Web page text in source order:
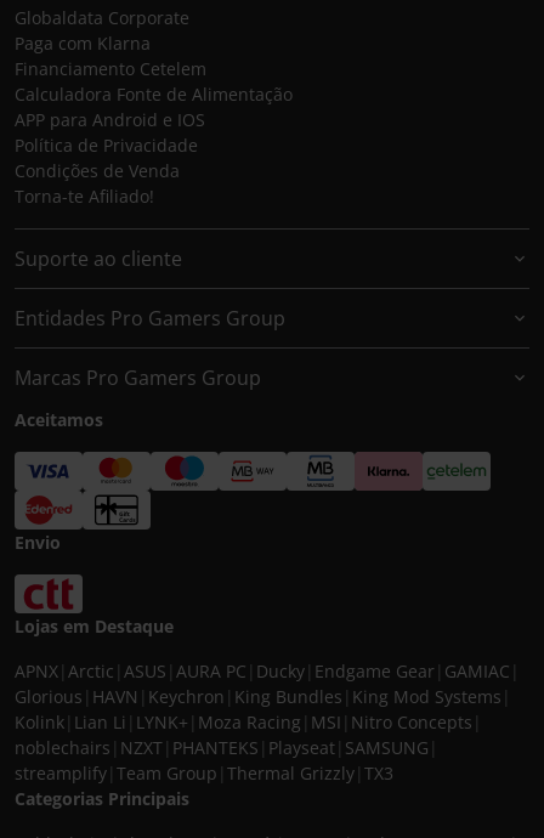
Globaldata Corporate
Paga com Klarna
Financiamento Cetelem
Calculadora Fonte de Alimentação
APP para Android e IOS
Política de Privacidade
Condições de Venda
Torna-te Afiliado!
Suporte ao cliente
Entidades Pro Gamers Group
Marcas Pro Gamers Group
Aceitamos
Envio
Lojas em Destaque
APNX Arctic ASUS AURA PC Ducky Endgame Gear GAMIAC
Glorious HAVN Keychron King Bundles King Mod Systems
Kolink Lian Li LYNK+ Moza Racing MSI Nitro Concepts
noblechairs NZXT PHANTEKS Playseat SAMSUNG
streamplify Team Group Thermal Grizzly TX3
Categorias Principais